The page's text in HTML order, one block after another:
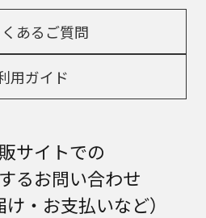
あるご質問
用ガイド
サイトでの
るお問い合わせ
け・お支払いなど）